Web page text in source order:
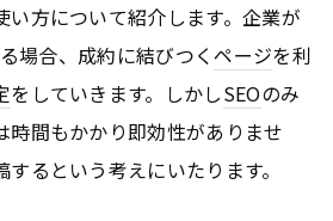
い方について紹介します。企業が
場合、成約に結びつくページを利
をしていきます。しかしSEOのみ
時間もかかり即効性がありませ
するという考えにいたります。